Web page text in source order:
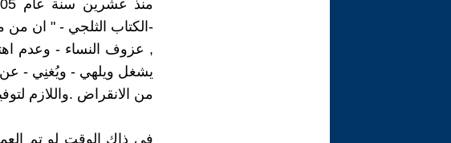
-الكتاب الثلجي - " ان
, عزوف النساء - وعدم
يشغل ويلهي - ويُغنِي - عن
من الانقراض .واللازم
في ذاك الوقت لو تم